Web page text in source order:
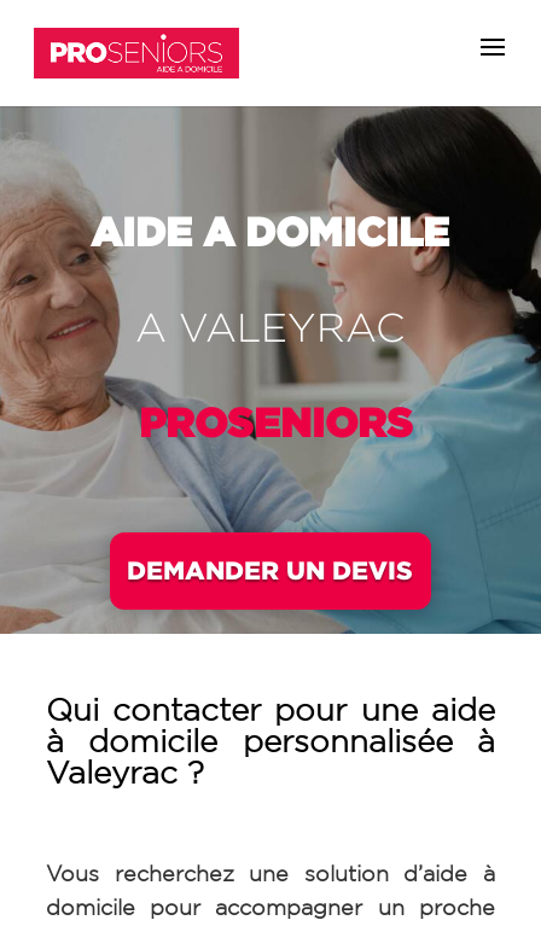
AIDE A DOMICILE
A VALEYRAC
PROSENIORS
DEMANDER UN DEVIS
Qui contacter pour une aide
à domicile personnalisée à
Valeyrac?
Vous recherchez une solution d’aide à
domicile pour accompagner un proche